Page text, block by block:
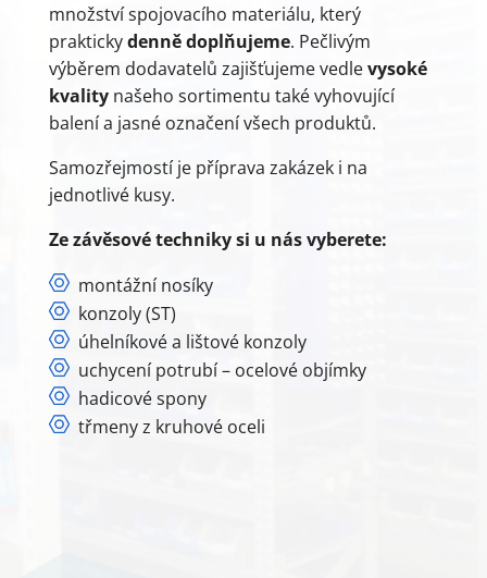
množství spojovacího materiálu, který
praktickydenně doplňujeme. Pečlivým
výběrem dodavatelů zajišťujeme vedlevysoké
kvalitynašeho sortimentu také vyhovující
balení a jasné označení všech produktů.
Samozřejmostí je příprava zakázek i na
jednotlivé kusy.
Ze závěsové techniky si u nás vyberete:
montážní nosíky
konzoly (ST)
úhelníkové a lištové konzoly
uchycení potrubí – ocelové objímky
hadicové spony
třmeny z kruhové oceli